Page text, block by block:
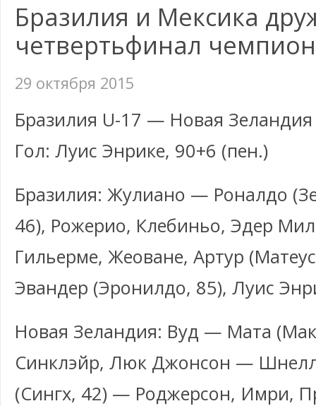
Бразилия и Мексика
четвертьфинал
29 октября 2015
Бразилия U-17 — Новая
Гол: Луис Энрике, 90+6 (пен.)
Бразилия: Жулиано — Роналдо
46), Рожерио, Клебиньо, Эдер
Гильерме, Жеоване, Артур
Эвандер (Эронилдо, 85), Луис
Новая Зеландия: Вуд — Мата
Синклэйр, Люк Джонсон —
(Сингх, 42) — Роджерсон, Имри,